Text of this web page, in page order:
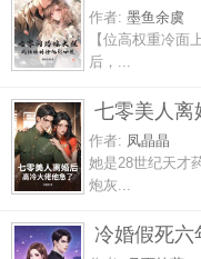
作者: 墨鱼余虞
【位高权重冷
后，...
七零美人离
作者: 凤晶晶
她是28世纪天才
炮灰...
冷婚假死六